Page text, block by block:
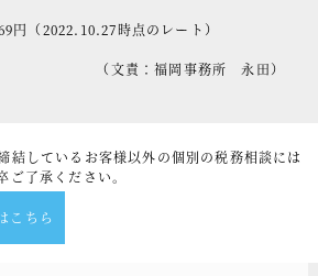
（2022.10.27時点のレート）
（文責：福岡事務所 永田）
結しているお客様以外の個別の税務相談には
了承ください。
こちら